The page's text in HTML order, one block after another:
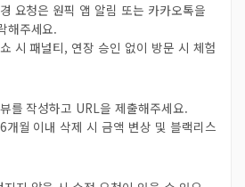
요청은 원픽 앱 알림 또는 카카오톡을
해주세요.
시 패널티, 연장 승인 없이 방문 시 체험
를 작성하고 URL을 제출해주세요.
개월 이내 삭제 시 금액 변상 및 블랙리스